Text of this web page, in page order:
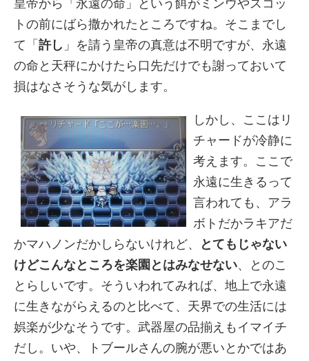
皇帝から「永遠の命」という餌がミンウやスコッ
トの前にばら撒かれたところですね。そこまでし
て「 許し 」を請う皇帝の真意は不明ですが、永遠
の命と天秤にかけたら口先だけでも謝っておいて
損はなさそうな気がします。
しかし、ここはリ
チャードが冷静に
考えます。ここで
永遠に生きるって
言われても、アラ
ボトだかラキアだ
かマハノンだかしらないけれど、
とてもじゃない
けどこんなところを楽園とはみなせない、とのこ
とらしいです。そういわれてみれば、地上で永遠
に生きながらえるのと比べて、天界での生活には
娯楽が少なそうです。武器屋の品揃えもイマイチ
だし。いや、トブールさんの腕が悪いとかではあ